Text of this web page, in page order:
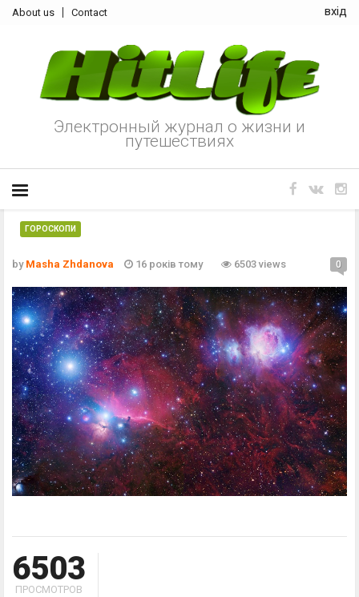
About us Contact вхід
Электронный журнал о жизни и
путешествиях
ГОРОСКОПИ
by Masha Zhdanova 16 років тому 6503 views 0
6503
ПРОСМОТРОВ